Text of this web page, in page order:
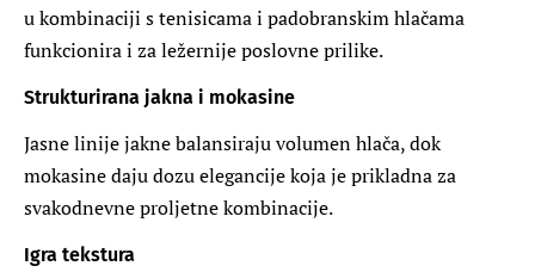
u kombinaciji s tenisicama i padobranskim hlačama
funkcionira i za ležernije poslovne prilike.
Strukturirana jakna i mokasine
Jasne linije jakne balansiraju volumen hlača, dok
mokasine daju dozu elegancije koja je prikladna za
svakodnevne proljetne kombinacije.
Igra tekstura